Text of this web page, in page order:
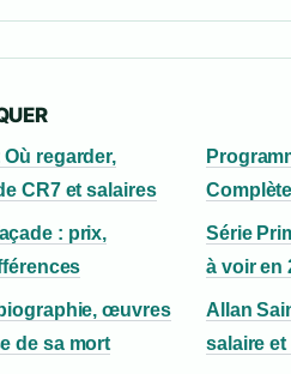
Où regarder,
CR7 et salaires
: prix,
Série
à voir en
œuvres
de sa mort
Allan
salaire